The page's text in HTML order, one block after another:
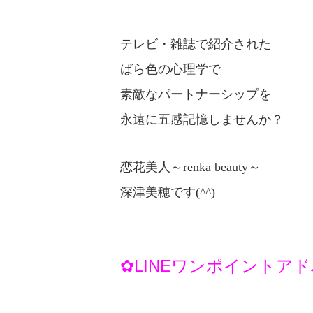
テレビ・雑誌で紹介された
ばら色の心理学で
素敵なパートナーシップを
永遠に五感記憶しませんか？
恋花美人～renka beauty～
深津美穂です(^^)
✿LINEワンポイントア